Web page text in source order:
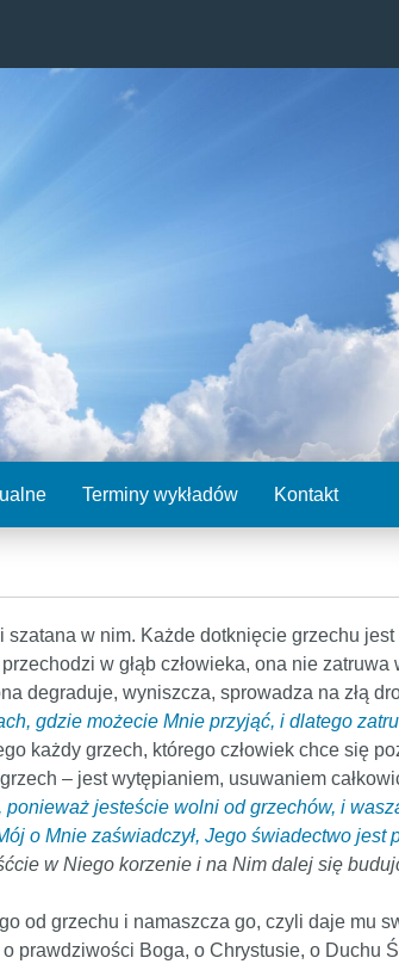
Terminy wykładów Kontakt
w nim. Każde dotknięcie grzechu jest
w głąb człowieka, ona nie zatruwa
degraduje, wyniszcza, sprowadza na złą
gdzie możecie Mnie przyjąć, i dlatego
każdy grzech, którego człowiek chce się
– jest wytępianiem, usuwaniem
jesteście wolni od grzechów, i
o Mnie zaświadczył, Jego świadectwo jest
w Niego korzenie i na Nim dalej się
od grzechu i namaszcza go, czyli daje mu
prawdziwości Boga, o Chrystusie, o Duchu